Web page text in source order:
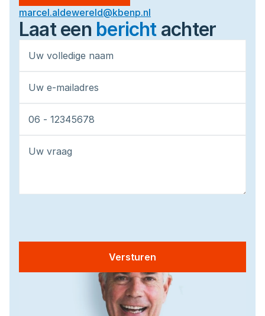
marcel.aldewereld@kbenp.nl
Laat een bericht achter
Versturen